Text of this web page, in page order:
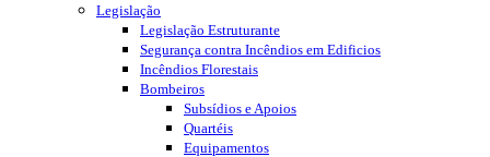
Legislação
Legislação Estruturante
Segurança contra Incêndios em Edificios
Incêndios Florestais
Bombeiros
Subsídios e Apoios
Quartéis
Equipamentos